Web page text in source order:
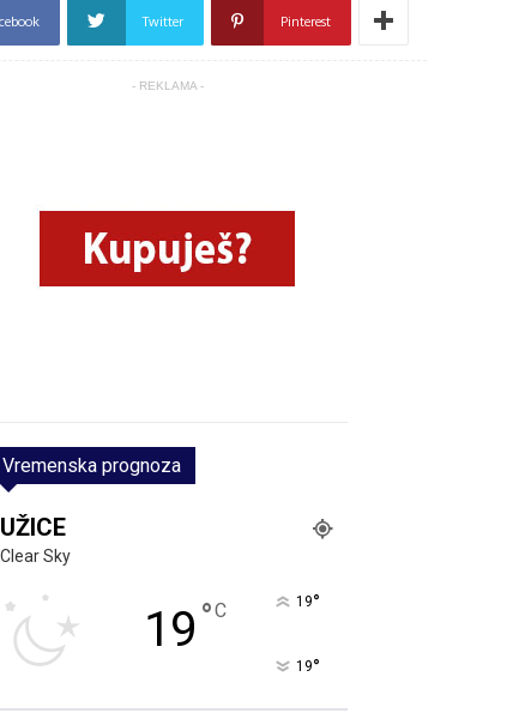
Twitter Pinterest
- REKLAMA -
Vremenska prognoza
UŽICE
Clear Sky
19 °C 19°
19°